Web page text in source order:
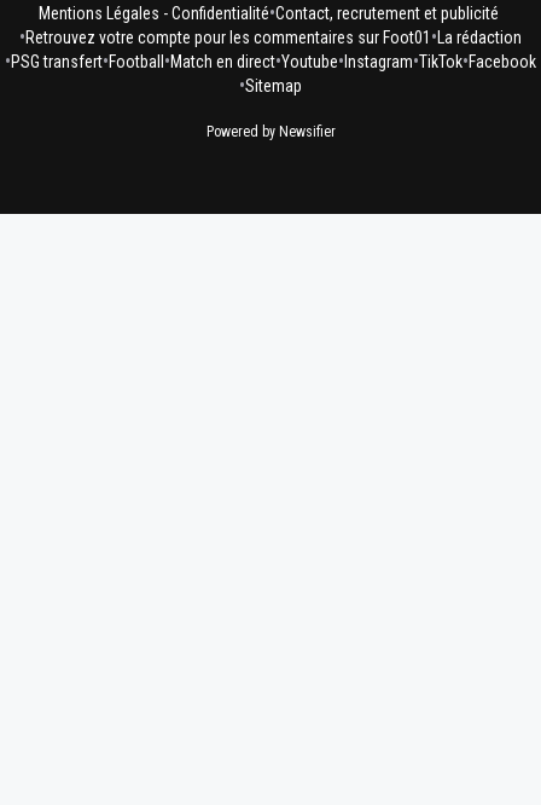
Mentions Légales - Confidentialité•Contact, recrutement et publicité
•Retrouvez votre compte pour les commentaires sur Foot01 •La rédaction
•PSG transfert•Football •Match en direct•Youtube• Instagram•TikTok•Facebook
•Sitemap
Powered by Newsifier